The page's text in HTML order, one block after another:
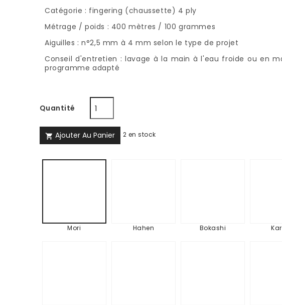
Catégorie : fingering (chaussette) 4 ply
Métrage / poids : 400 mètres / 100 grammes
Aiguilles : n°2,5 mm à 4 mm selon le type de projet
Conseil d'entretien : lavage à la main à l'eau froide ou en
programme adapté
Quantité
 Ajouter Au Panier 2 en stock
Mori
Mori Hahen Bokashi